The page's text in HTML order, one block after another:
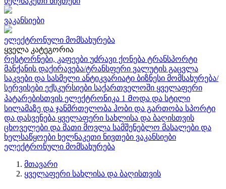
ვაკანსიები
ელექტრონული მომსახურება
ყველა კატეგორია
რესტორნები, კაფეები უძრავი ქონება ტრანსპორტი
მანქანის დაქირავება/ტრანსფერი ვალუტის გაცვლა
საკვები და სასმელი ანტიკვარიატი ბიზნესი მომსახურება/
სერვისები ექსკურსიები საქართველოში ყველაფერი
პატარებისთვის ელექტრონიკა 1 Მოდა და სტილი
სილამაზე და ჯანმრთელობა ჰობი და გართობა სპორტი
და დასვენება ყველაფერი სახლისა და ბაღისთვის
ცხოველები და მათი მოვლა სამშენებლო მასალები და
ხელსაწყოები ხელნაკეთი ნივთები ვაკანსიები
ელექტრონული მომსახურება
მთავარი
ყველაფერი სახლისა და ბაღისთვის